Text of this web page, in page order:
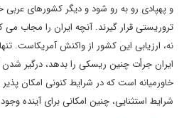
و پهپادی رو به رو شود و دیگر کشورهای
تروریستی قرار گیرند. آنچه ایران را مجاب
نه، ارزیابی این کشور از واکنش آمریکاست.
ایران جرأت چنین ریسکی را بدهد، درگیر شدن
خاورمیانه است که در شرایط کنونی امکان
شرایط استثنایی، چنین امکانی برای آینده